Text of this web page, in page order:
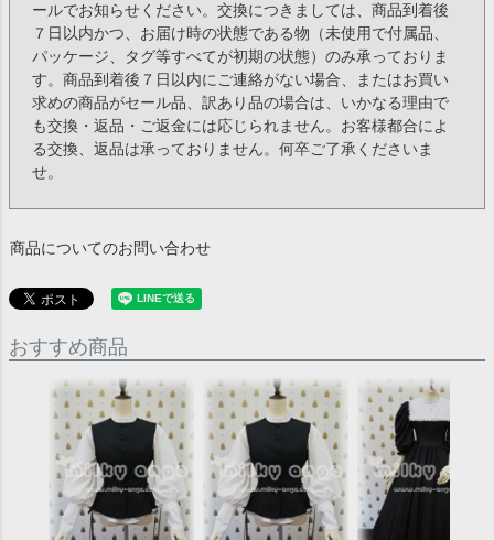
ールでお知らせください。交換につきましては、商品到着後
７日以内かつ、お届け時の状態である物（未使用で付属品、
パッケージ、タグ等すべてが初期の状態）のみ承っておりま
す。商品到着後７日以内にご連絡がない場合、またはお買い
求めの商品がセール品、訳あり品の場合は、いかなる理由で
も交換・返品・ご返金には応じられません。お客様都合によ
る交換、返品は承っておりません。何卒ご了承くださいま
せ。
商品についてのお問い合わせ
おすすめ商品